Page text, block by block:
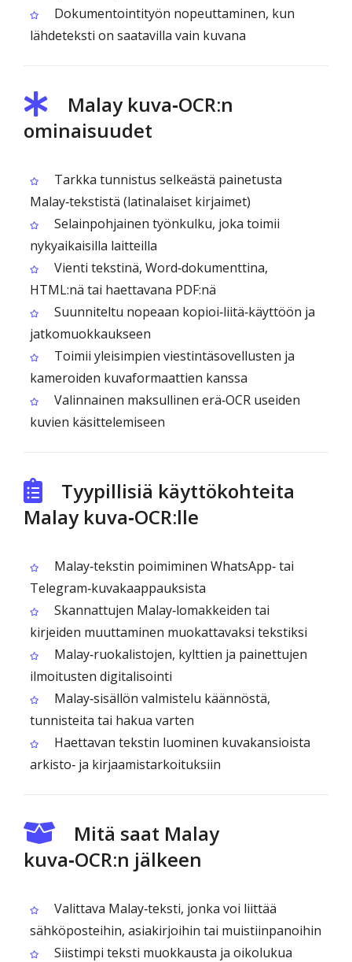
Dokumentointityön nopeuttaminen, kun
lähdeteksti on saatavilla vain kuvana
Malay kuva‑OCR:n
ominaisuudet
Tarkka tunnistus selkeästä painetusta
Malay‑tekstistä (latinalaiset kirjaimet)
Selainpohjainen työnkulku, joka toimii
nykyaikaisilla laitteilla
Vienti tekstinä, Word‑dokumenttina,
HTML:nä tai haettavana PDF:nä
Suunniteltu nopeaan kopioi‑liitä‑käyttöön ja
jatkomuokkaukseen
Toimii yleisimpien viestintäsovellusten ja
kameroiden kuvaformaattien kanssa
Valinnainen maksullinen erä‑OCR useiden
kuvien käsittelemiseen
Tyypillisiä käyttökohteita
Malay kuva‑OCR:lle
Malay‑tekstin poimiminen WhatsApp‑ tai
Telegram‑kuvakaappauksista
Skannattujen Malay‑lomakkeiden tai
kirjeiden muuttaminen muokattavaksi tekstiksi
Malay‑ruokalistojen, kylttien ja painettujen
ilmoitusten digitalisointi
Malay‑sisällön valmistelu käännöstä,
tunnisteita tai hakua varten
Haettavan tekstin luominen kuvakansioista
arkisto‑ ja kirjaamistarkoituksiin
Mitä saat Malay
kuva‑OCR:n jälkeen
Valittava Malay‑teksti, jonka voi liittää
sähköposteihin, asiakirjoihin tai muistiinpanoihin
Siistimpi teksti muokkausta ja oikolukua